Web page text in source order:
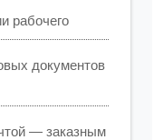
рабочего
документов
— заказным